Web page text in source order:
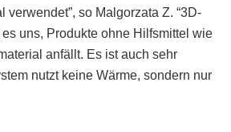
so Malgorzata Z. “3D-
uns, Produkte ohne Hilfsmittel wie
anfällt. Es ist auch sehr
nutzt keine Wärme, sondern nur